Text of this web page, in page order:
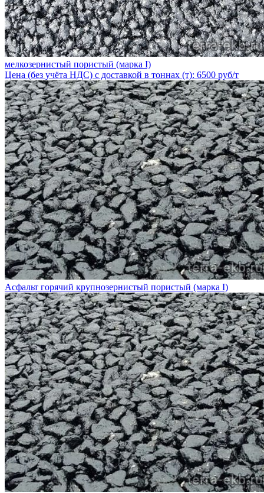
мелкозернистый пористый (марка I)
Цена (без учёта НДС) с доставкой в тоннах (т): 6500 руб/т
Асфальт горячий крупнозернистый пористый (марка I)